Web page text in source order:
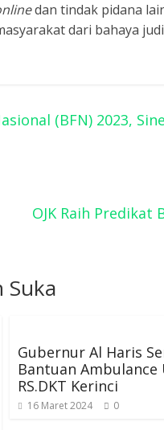
dan tindak pidana
dari bahaya judi
(BFN) 2023,
OJK Raih
Suka
Gubernur Al Haris
Bantuan
RS.DKT Kerinci
16 Maret 2024 0